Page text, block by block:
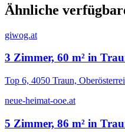
Ähnliche
giwog.at
3 Zimmer, 60 m² in
Top 6, 4050 Traun,
neue-heimat-ooe.at
5 Zimmer, 86 m² in